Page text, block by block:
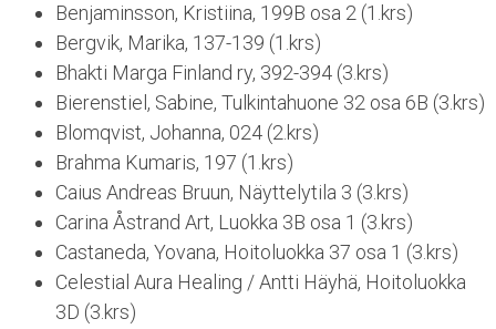
Benjaminsson, Kristiina, 199B osa 2 (1.krs)
Bergvik, Marika, 137-139 (1.krs)
Bhakti Marga Finland ry, 392-394 (3.krs)
Bierenstiel, Sabine, Tulkintahuone 32 osa 6B (3.krs)
Blomqvist, Johanna, 024 (2.krs)
Brahma Kumaris, 197 (1.krs)
Caius Andreas Bruun, Näyttelytila 3 (3.krs)
Carina Åstrand Art, Luokka 3B osa 1 (3.krs)
Castaneda, Yovana, Hoitoluokka 37 osa 1 (3.krs)
Celestial Aura Healing / Antti Häyhä, Hoitoluokka
3D (3.krs)